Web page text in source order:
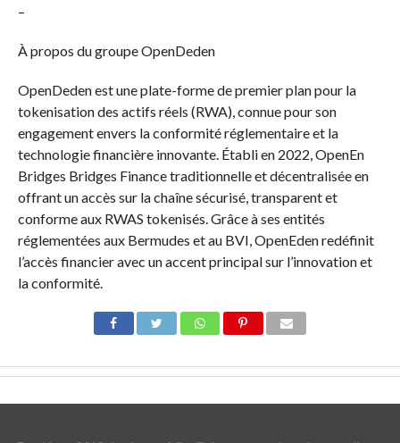
–
À propos du groupe OpenDeden
OpenDeden est une plate-forme de premier plan pour la
tokenisation des actifs réels (RWA), connue pour son
engagement envers la conformité réglementaire et la
technologie financière innovante. Établi en 2022, OpenEn
Bridges Bridges Finance traditionnelle et décentralisée en
offrant un accès sur la chaîne sécurisé, transparent et
conforme aux RWAS tokenisés. Grâce à ses entités
réglementées aux Bermudes et au BVI, OpenEden redéfinit
l’accès financier avec un accent principal sur l’innovation et
la conformité.